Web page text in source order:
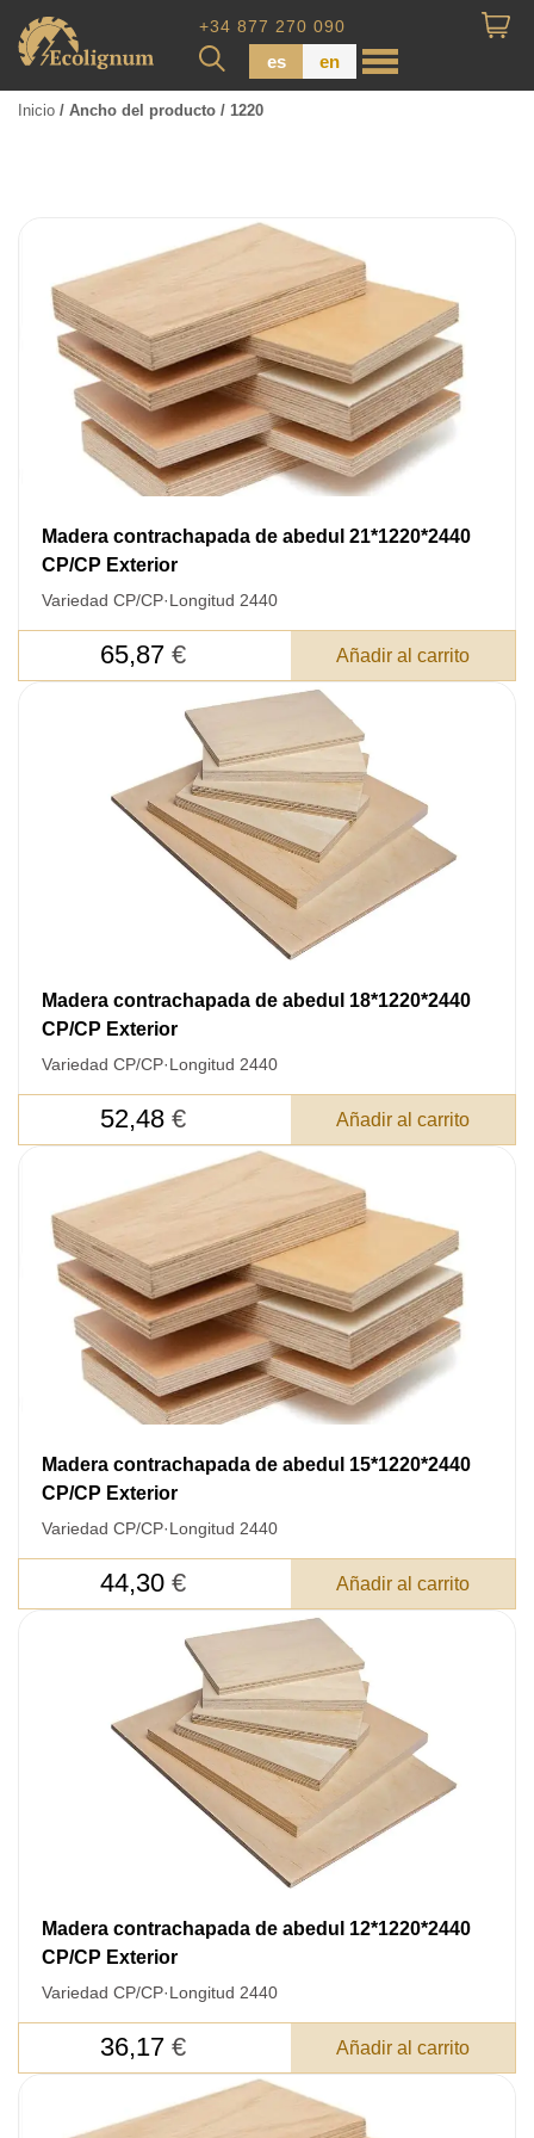
+34 877 270 090
es en
Tableros de Madera
Tablo calibrada
Inicio / Ancho del producto / 1220
Madera contrachapada de abedul 21*1220*2440
CP/CP Exterior
Variedad CP/CP·Longitud 2440
65,87 € Añadir al carrito
Madera contrachapada de abedul 18*1220*2440
CP/CP Exterior
Variedad CP/CP·Longitud 2440
52,48 € Añadir al carrito
Madera contrachapada de abedul 15*1220*2440
CP/CP Exterior
Variedad CP/CP·Longitud 2440
44,30 € Añadir al carrito
Madera contrachapada de abedul 12*1220*2440
CP/CP Exterior
Variedad CP/CP·Longitud 2440
36,17 € Añadir al carrito